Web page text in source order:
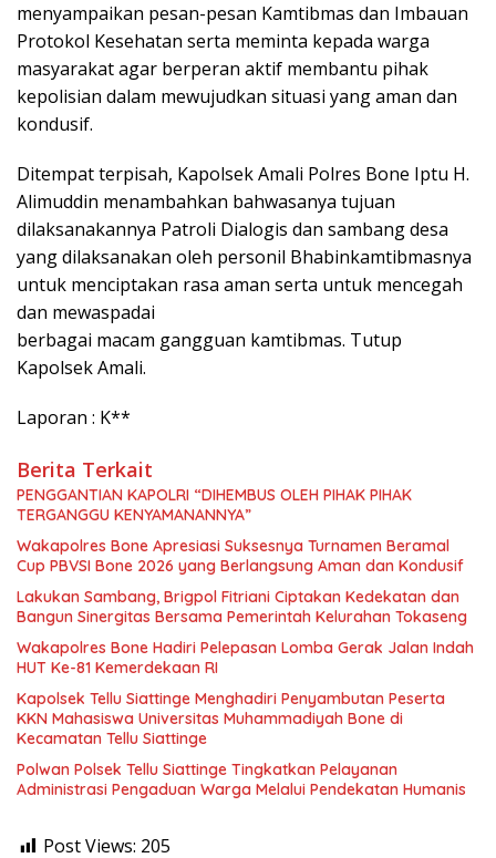
menyampaikan pesan-pesan Kamtibmas dan Imbauan
Protokol Kesehatan serta meminta kepada warga
masyarakat agar berperan aktif membantu pihak
kepolisian dalam mewujudkan situasi yang aman dan
kondusif.
Ditempat terpisah, Kapolsek Amali Polres Bone Iptu H.
Alimuddin menambahkan bahwasanya tujuan
dilaksanakannya Patroli Dialogis dan sambang desa
yang dilaksanakan oleh personil Bhabinkamtibmasnya
untuk menciptakan rasa aman serta untuk mencegah
dan mewaspadai
berbagai macam gangguan kamtibmas. Tutup
Kapolsek Amali.
Laporan : K**
Berita Terkait
PENGGANTIAN KAPOLRI “DIHEMBUS OLEH PIHAK PIHAK
TERGANGGU KENYAMANANNYA”
Wakapolres Bone Apresiasi Suksesnya Turnamen Beramal
Cup PBVSI Bone 2026 yang Berlangsung Aman dan Kondusif
Lakukan Sambang, Brigpol Fitriani Ciptakan Kedekatan dan
Bangun Sinergitas Bersama Pemerintah Kelurahan Tokaseng
Wakapolres Bone Hadiri Pelepasan Lomba Gerak Jalan Indah
HUT Ke-81 Kemerdekaan RI
Kapolsek Tellu Siattinge Menghadiri Penyambutan Peserta
KKN Mahasiswa Universitas Muhammadiyah Bone di
Kecamatan Tellu Siattinge
Polwan Polsek Tellu Siattinge Tingkatkan Pelayanan
Administrasi Pengaduan Warga Melalui Pendekatan Humanis
Post Views: 205